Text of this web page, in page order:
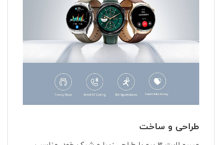
طراحی و ساخت